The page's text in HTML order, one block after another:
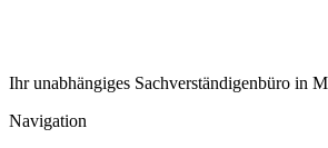
Ihr unabhängiges Sachverständigenbüro in
Navigation